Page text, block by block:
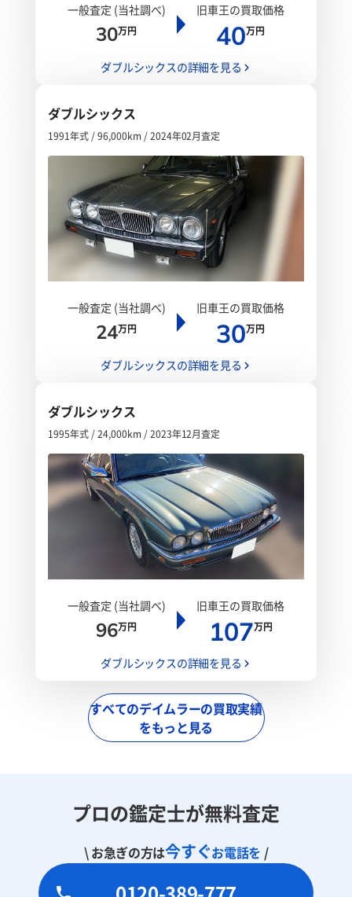
一般査定 (当社調べ)
30万円
旧車王の買取価格
40万円
ダブルシックスの詳細を見る
ダブルシックス
1991年式 / 96,000km / 2024年02月査定
一般査定 (当社調べ)
24万円
旧車王の買取価格
30万円
ダブルシックスの詳細を見る
ダブルシックス
1995年式 / 24,000km / 2023年12月査定
一般査定 (当社調べ)
96万円
旧車王の買取価格
107万円
ダブルシックスの詳細を見る
すべてのデイムラーの買取実績
をもっと見る
プロの鑑定士が無料査定
\ お急ぎの方は今すぐお電話を /